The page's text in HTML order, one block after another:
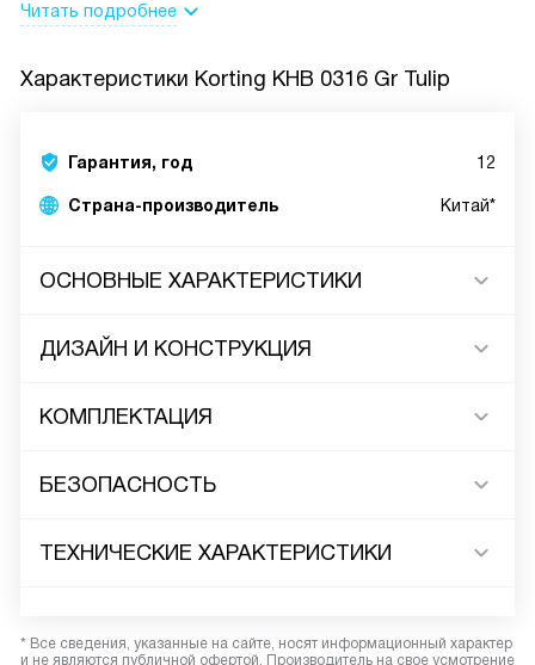
Читать подробнее
Характеристики Korting KHB 0316 Gr Tulip
Гарантия, год 12
Страна-производитель Китай*
ОСНОВНЫЕ ХАРАКТЕРИСТИКИ
ДИЗАЙН И КОНСТРУКЦИЯ
КОМПЛЕКТАЦИЯ
БЕЗОПАСНОСТЬ
ТЕХНИЧЕСКИЕ ХАРАКТЕРИСТИКИ
* Все сведения, указанные на сайте, носят информационный характер
и не являются публичной офертой. Производитель на свое усмотрение